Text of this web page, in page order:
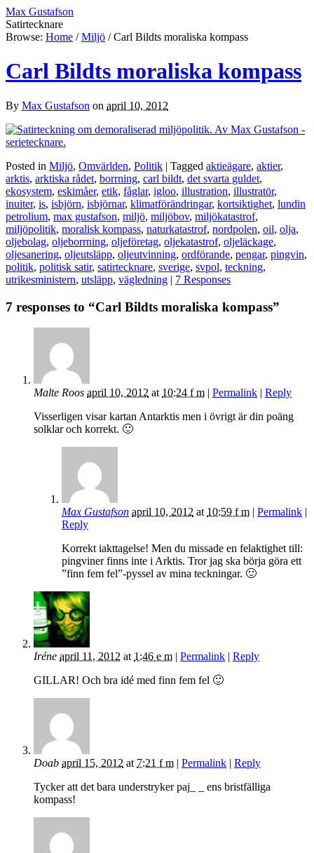
Max Gustafson
Satirtecknare
Browse: Home / Miljö / Carl Bildts moraliska kompass
Carl Bildts moraliska kompass
By Max Gustafson on april 10, 2012
Posted in Miljö, Omvärlden, Politik | Tagged aktieägare, aktier,
arktis, arktiska rådet, borrning, carl bildt, det svarta guldet,
ekosystem, eskimåer, etik, fåglar, igloo, illustration, illustratör,
inuiter, is, isbjörn, isbjörnar, klimatförändringar, kortsiktighet, lundin
petrolium, max gustafson, miljö, miljöbov, miljökatastrof,
miljöpolitik, moralisk kompass, naturkatastrof, nordpolen, oil, olja,
oljebolag, oljeborrning, oljeföretag, oljekatastrof, oljeläckage,
oljesanering, oljeutsläpp, oljeutvinning, ordförande, pengar, pingvin,
politik, politisk satir, satirtecknare, sverige, svpol, teckning,
utrikesministern, utsläpp, vägledning | 7 Responses
7 responses to “Carl Bildts moraliska kompass”
Malte Roos april 10, 2012 at 10:24 f m | Permalink | Reply
Visserligen visar kartan Antarktis men i övrigt är din poäng
solklar och korrekt. 🙂
Max Gustafson april 10, 2012 at 10:59 f m | Permalink |
Reply
Korrekt iakttagelse! Men du missade en felaktighet till:
pingviner finns inte i Arktis. Tror jag ska börja göra ett
”finn fem fel”-pyssel av mina teckningar. 🙂
Iréne april 11, 2012 at 1:46 e m | Permalink | Reply
GILLAR! Och bra idé med finn fem fel 🙂
Doab april 15, 2012 at 7:21 f m | Permalink | Reply
Tycker att det bara understryker paj_ _ ens bristfälliga
kompass!